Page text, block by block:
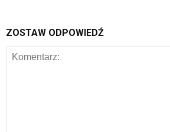
ZOSTAW ODPOWIEDŹ